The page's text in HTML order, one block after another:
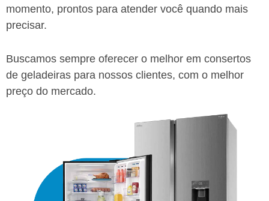
momento, prontos para atender você quando mais
precisar.
Buscamos sempre oferecer o melhor em consertos
de geladeiras para nossos clientes, com o melhor
preço do mercado.